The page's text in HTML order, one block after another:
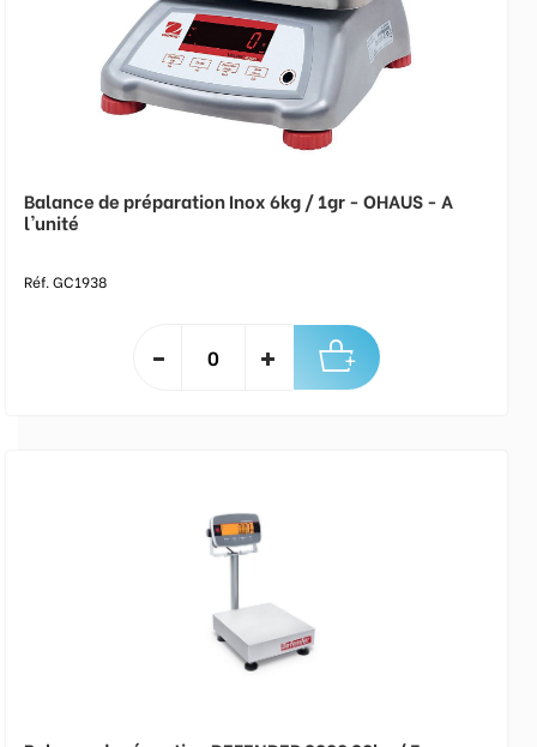
Balance de préparation Inox 6kg / 1gr - OHAUS - A
l'unité
Réf. GC1938